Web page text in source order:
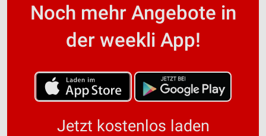
Noch mehr Angebote in
der weekli App!
Jetzt kostenlos laden